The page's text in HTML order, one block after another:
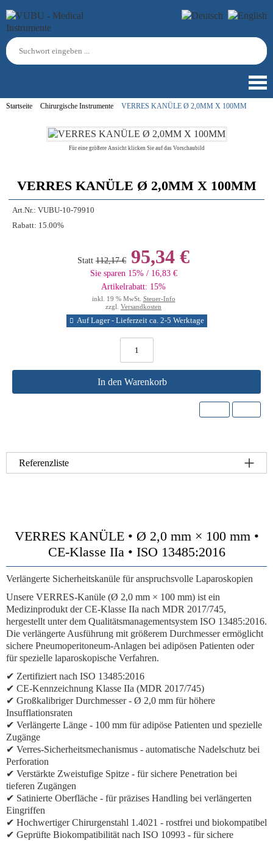
Startseite Chirurgische Instrumente VERRES KANÜLE Ø 2,0MM X 100MM
Für eine größere Ansicht klicken Sie auf das Vorschaubild
VERRES KANÜLE Ø 2,0MM X 100MM
Art.Nr.: VUBU-10-79910
Rabatt: 15.00%
Statt 112,17 € 95,34 €
Sie sparen 15% / 16,83 €
Artikelrabatt: 15%
inkl. 19 % MwSt. Steuer-Info
zzgl. Versandkosten
Auf Lager - Lieferzeit ca. 2-5 Werktage
In den Warenkorb
Referenzliste
VERRES KANÜLE • Ø 2,0 mm × 100 mm •
CE-Klasse IIa • ISO 13485:2016
Verlängerte Sicherheitskanüle für anspruchsvolle Laparoskopien
Unsere VERRES-Kanüle (Ø 2,0 mm × 100 mm) ist ein
Medizinprodukt der CE-Klasse IIa nach MDR 2017/745,
hergestellt unter dem Qualitätsmanagementsystem ISO 13485:2016.
Die verlängerte Ausführung mit größerem Durchmesser ermöglicht
sichere Pneumoperitoneum-Anlagen bei adipösen Patienten oder
für spezielle laparoskopische Verfahren.
✔ Zertifiziert nach ISO 13485:2016
✔ CE-Kennzeichnung Klasse IIa (MDR 2017/745)
✔ Großkalibriger Durchmesser- Ø 2,0 mm für höhere
Insufflationsraten
✔ Verlängerte Länge - 100 mm für adipöse Patienten und spezielle
Zugänge
✔ Verres-Sicherheitsmechanismus - automatische Nadelschutz bei
Perforation
✔ Verstärkte Zweistufige Spitze - für sichere Penetration bei
tieferen Zugängen
✔ Satinierte Oberfläche - für präzises Handling bei verlängerten
Eingriffen
✔ Hochwertiger Chirurgenstahl 1.4021 - rostfrei und biokompatibel
✔ Geprüfte Biokompatibilität nach ISO 10993 - für sichere